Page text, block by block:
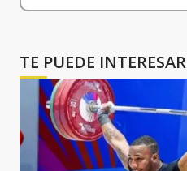
TE PUEDE INTERESAR